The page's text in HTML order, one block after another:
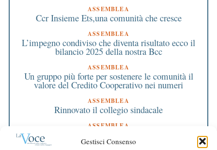
Gestisci Consenso
ASSEMBLEA
Ccr Insieme Ets,una comunità che cresce
ASSEMBLEA
L’impegno condiviso che diventa risultato ecco il
bilancio 2025 della nostra Bcc
ASSEMBLEA
Un gruppo più forte per sostenere le comunità il
valore del Credito Cooperativo nei numeri
ASSEMBLEA
Rinnovato il collegio sindacale
ASSEMBLEA
Bilancio approvato all’unanimità e 2 milioni
destinati al territorio